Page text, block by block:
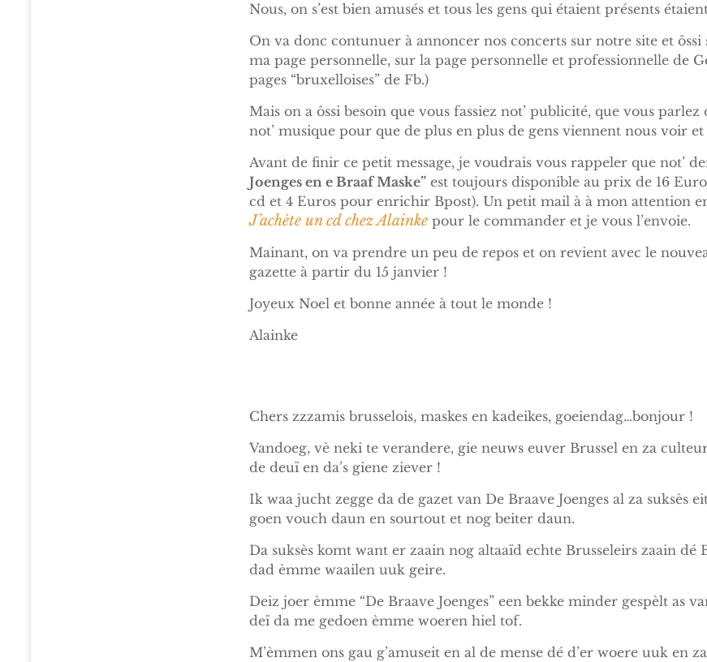
Nous, on s’est bien amusés et tous les gens qui étaient présents
On va donc contunuer à annoncer nos concerts sur notre site et ôssi
ma page personnelle, sur la page personnelle et professionnelle de
pages “bruxelloises” de Fb.)
Mais on a ôssi besoin que vous fassiez not’ publicité, que vous
not’ musique pour que de plus en plus de gens viennent nous voir et
Avant de finir ce petit message, je voudrais vous rappeler que not’
Joenges en e Braaf Maske” est toujours disponible au prix de 16
cd et 4 Euros pour enrichir Bpost). Un petit mail à à mon attention
J’achète un cd chez Alainke pour le commander et je vous l’envoie.
Mainant, on va prendre un peu de repos et on revient avec le
gazette à partir du 15 janvier !
Joyeux Noel et bonne année à tout le monde !
Alainke
Chers zzzamis brusselois, maskes en kadeikes, goeiendag…bonjour !
Vandoeg, vè neki te verandere, gie neuws euver Brussel en za
de deuï en da’s giene ziever !
Ik waa jucht zegge da de gazet van De Braave Joenges al za suksès
goen vouch daun en sourtout et nog beiter daun.
Da suksès komt want er zaain nog altaaïd echte Brusseleirs zaain dé
dad èmme waailen uuk geire.
Deiz joer èmme “De Braave Joenges” een bekke minder gespèlt as
deï da me gedoen èmme woeren hiel tof.
M’èmmen ons gau g’amuseit en al de mense dé d’er woere uuk en